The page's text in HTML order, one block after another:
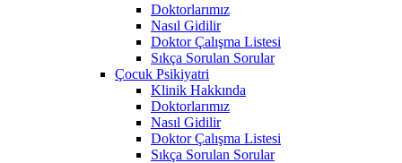
Doktorlarımız
Nasıl Gidilir
Doktor Çalışma Listesi
Sıkça Sorulan Sorular
Çocuk Psikiyatri
Klinik Hakkında
Doktorlarımız
Nasıl Gidilir
Doktor Çalışma Listesi
Sıkça Sorulan Sorular